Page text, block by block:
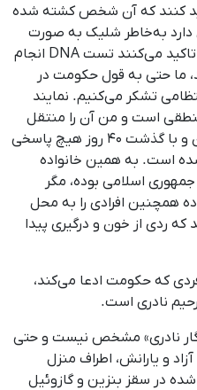
کنند که آن شخص کشته شده
دارد به‌خاطر شلیک به‌ صورت
قابل شناسایی نباشد که خانواده تاکید می‌کنند تست DNA انجام
ما حتی به قول حکومت در
تشکر می‌کنیم. نمایند
است و من آن را منتقل
می‌کنم. این درحالیست که تاکنون و با گذشت ۴۰ روز هیچ پاسخی
است. به ‌همین خانواده
اسلامی بوده، مگر
همچنین افرادی را به محل
که ردی از خون و درگیری پیدا
که حکومت ادعا می‌کند،
نادری است.
نادری» مشخص نیست و حتی
و یارانش، اطراف منزل
در سقز بنزین و گازوئیل